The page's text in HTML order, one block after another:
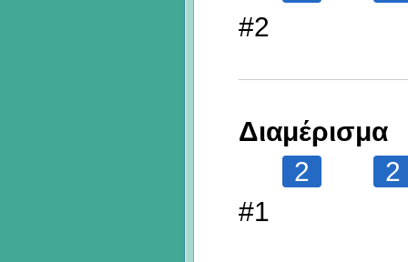
#2
Διαμέρισμα
2
2
#1